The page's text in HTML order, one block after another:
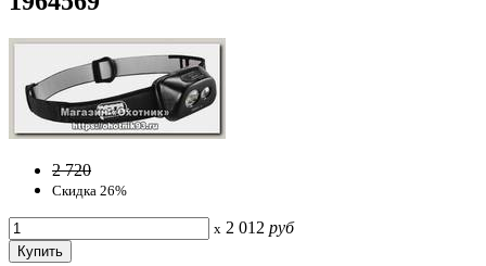
2 720
Скидка 26%
x 2 012 руб